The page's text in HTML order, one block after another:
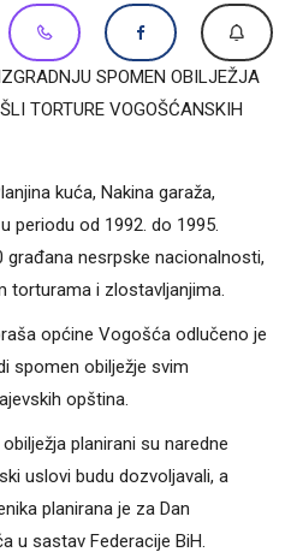
SPOMEN OBILJEŽJA
TORTURE VOGOŠĆANSKIH
kuća, Nakina garaža,
periodu od 1992. do 1995.
nesrpske nacionalnosti,
torturama i zlostavljanjima.
općine Vogošća odlučeno je
spomen obilježje svim
opština.
planirani su naredne
uslovi budu dozvoljavali, a
planirana je za Dan
u sastav Federacije BiH.